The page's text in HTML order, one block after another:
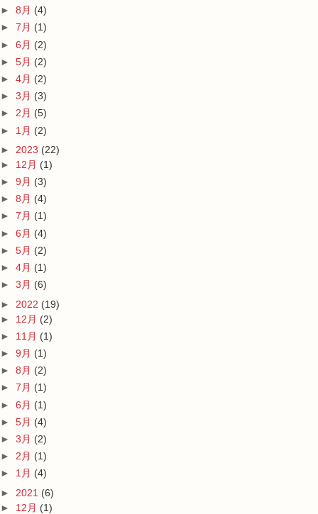
► 8月 (4)
► 7月 (1)
► 6月 (2)
► 5月 (2)
► 4月 (2)
► 3月 (3)
► 2月 (5)
► 1月 (2)
► 2023 (22)
► 12月 (1)
► 9月 (3)
► 8月 (4)
► 7月 (1)
► 6月 (4)
► 5月 (2)
► 4月 (1)
► 3月 (6)
► 2022 (19)
► 12月 (2)
► 11月 (1)
► 9月 (1)
► 8月 (2)
► 7月 (1)
► 6月 (1)
► 5月 (4)
► 3月 (2)
► 2月 (1)
► 1月 (4)
► 2021 (6)
► 12月 (1)